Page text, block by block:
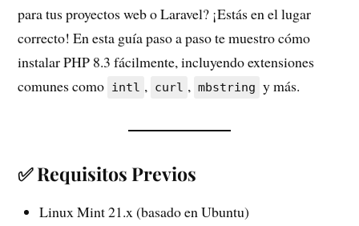
para tus proyectos web o Laravel? ¡Estás en el lugar
correcto! En esta guía paso a paso te muestro cómo
instalar PHP 8.3 fácilmente, incluyendo extensiones
comunes como intl , curl , mbstring y más.
✅ Requisitos Previos
Linux Mint 21.x (basado en Ubuntu)